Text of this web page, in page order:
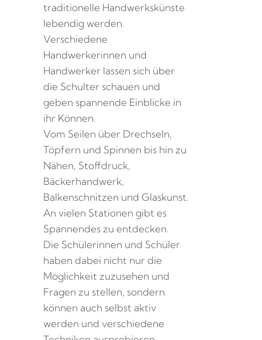
traditionelle Handwerkskünste
lebendig werden.
Verschiedene
Handwerkerinnen und
Handwerker lassen sich über
die Schulter schauen und
geben spannende Einblicke in
ihr Können.
Vom Seilen über Drechseln,
Töpfern und Spinnen bis hin zu
Nähen, Stoffdruck,
Bäckerhandwerk,
Balkenschnitzen und Glaskunst.
An vielen Stationen gibt es
Spannendes zu entdecken.
Die Schülerinnen und Schüler
haben dabei nicht nur die
Möglichkeit zuzusehen und
Fragen zu stellen, sondern
können auch selbst aktiv
werden und verschiedene